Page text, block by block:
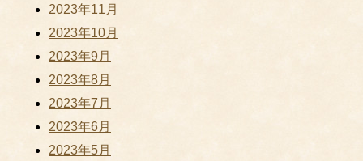
2023年11月
2023年10月
2023年9月
2023年8月
2023年7月
2023年6月
2023年5月